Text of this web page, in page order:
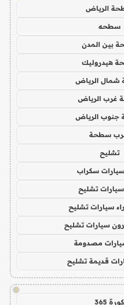
الرياض
سطحه
بين المدن
هيدروليك
الرياض
غرب الرياض
الرياض
سطحة
تشليح
سكراب
تشليح
سيارات تشليح
سيارات تشليح
مصدومة
قديمة تشليح
!
كورة 365